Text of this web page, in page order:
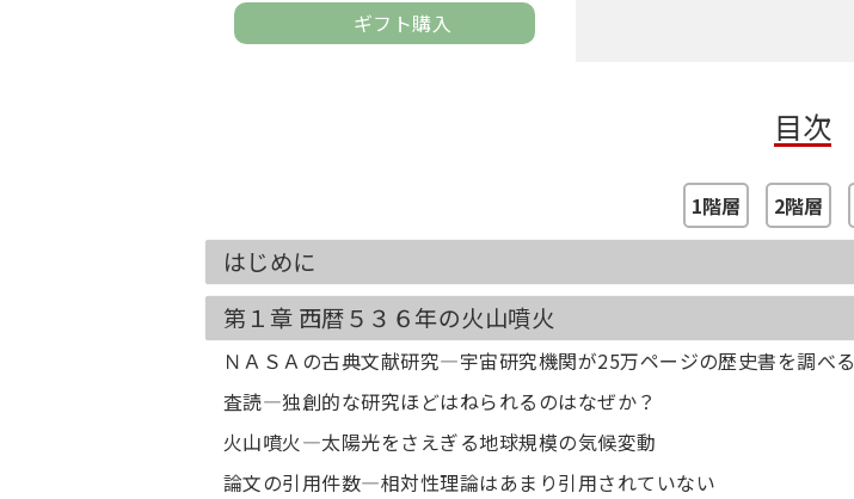
ギフト購入
目次
1階層 2階層
はじめに
第１章 西暦５３６年の火山噴火
ＮＡＳＡの古典文献研究―宇宙研究機関が25万ページの歴史書を調べる
査読―独創的な研究ほどはねられるのはなぜか？
火山噴火―太陽光をさえぎる地球規模の気候変動
論文の引用件数―相対性理論はあまり引用されていない